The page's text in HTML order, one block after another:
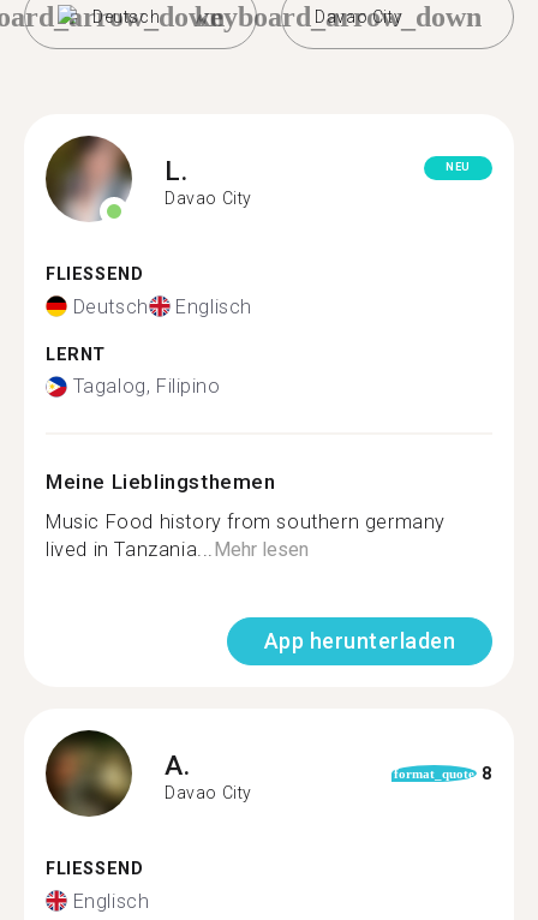
Deutsch Davao City
keyboard_arrow_down
L.
Davao City
NEU
FLIESSEND
Deutsch Englisch
LERNT
Tagalog, Filipino
Meine Lieblingsthemen
Music Food history from southern germany
lived in Tanzania...Mehr lesen
App herunterladen
A.
Davao City
format_quote 8
FLIESSEND
Englisch